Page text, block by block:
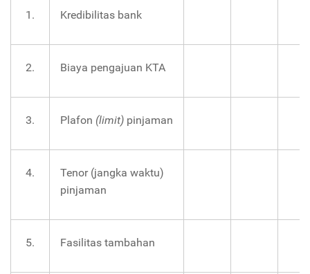
1. Kredibilitas bank
2. Biaya pengajuan KTA
3. Plafon (limit) pinjaman
4.
Tenor (jangka waktu)
pinjaman
5. Fasilitas tambahan